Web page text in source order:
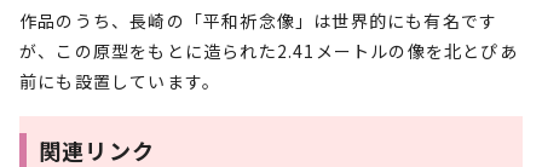
作品のうち、長崎の「平和祈念像」は世界的にも有名です
が、この原型をもとに造られた2.41メートルの像を北とぴあ
前にも設置しています。
関連リンク